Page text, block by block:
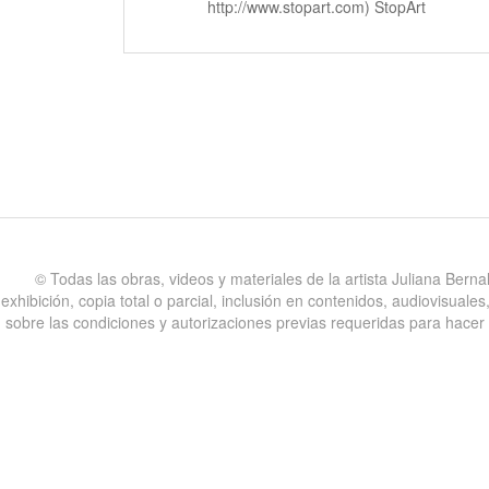
http://www.stopart.com) StopArt
©️ Todas las obras, videos y materiales de la artista Juliana
exhibición, copia total o parcial, inclusión en contenidos,
sobre las condiciones y autorizaciones previas requeridas para